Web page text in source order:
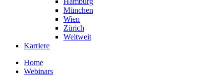
München
Wien
Zürich
Weltweit
Karriere
Home
Webinars